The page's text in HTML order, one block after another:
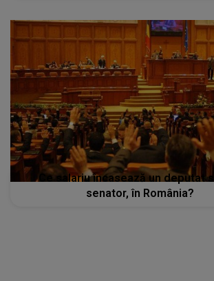
Ce salariu încasează un deputat
senator, în România?